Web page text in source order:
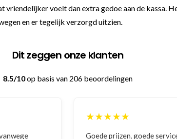
voelt dan extra gedoe aan de kassa.
en er tegelijk verzorgd uitzien.
Dit zeggen onze klanten
8.5/10op basis van 206 beoordelingen
★★★★★
Goede prijzen, goede